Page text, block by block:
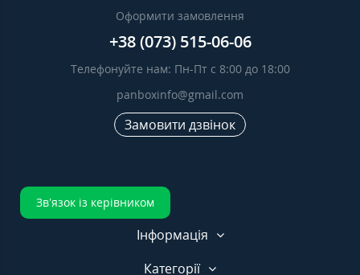
Оформити замовлення
+38 (073) 515-06-06
Телефонуйте нам: Пн-Пт с 8:00 до 18:00
panboxinfo@gmail.com
Замовити дзвінок
Зв’язок із керівником
Інформація
Категорії